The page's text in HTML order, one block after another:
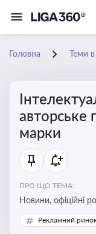
Головна Теми в
авторське
марки
ПРО ЩО ТЕМА:
Новини, офіційні
експертні
права, реєстрації
Рекламний